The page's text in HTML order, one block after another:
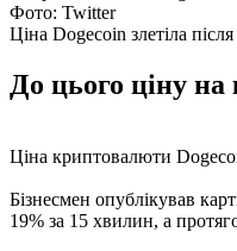
Фото: Twitter
Ціна Dogecoin злетіла
До цього ціну
Ціна криптовалюти
Бізнесмен опублікував
19% за 15 хвилин, а